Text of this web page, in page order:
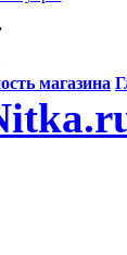
магазина